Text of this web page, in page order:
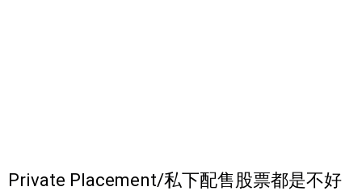
Private Placement/私下配售股票都是不好